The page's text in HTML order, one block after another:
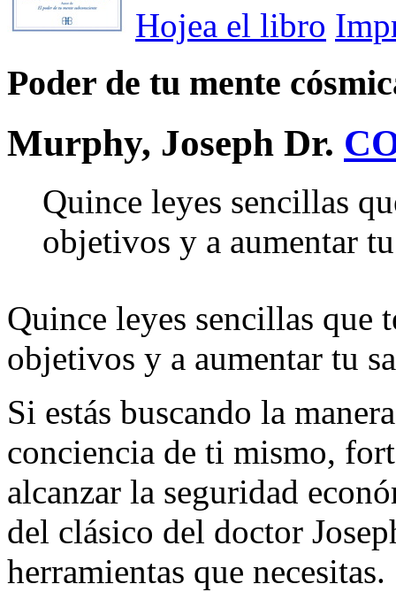
Hojea el libro
Poder de tu mente
Murphy, Joseph Dr.
Quince leyes sencillas
objetivos y a aumentar
Quince leyes sencillas que
objetivos y a aumentar tu
Si estás buscando la
conciencia de ti mismo,
alcanzar la seguridad
del clásico del doctor
herramientas que necesitas.